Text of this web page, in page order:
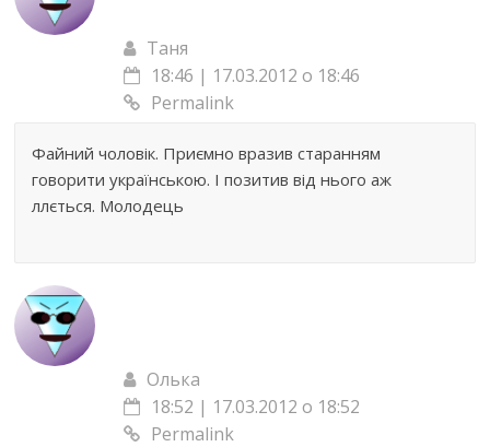
Таня
18:46 | 17.03.2012 о 18:46
Permalink
Файний чоловік. Приємно вразив старанням
говорити українською. І позитив від нього аж
ллється. Молодець
Олька
18:52 | 17.03.2012 о 18:52
Permalink